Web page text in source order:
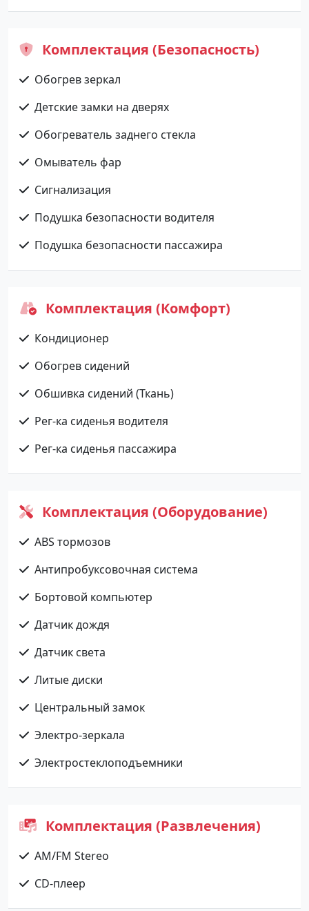
Комплектация (Безопасность)
Обогрев зеркал
Детские замки на дверях
Обогреватель заднего стекла
Омыватель фар
Сигнализация
Подушка безопасности водителя
Подушка безопасности пассажира
Комплектация (Комфорт)
Кондиционер
Обогрев сидений
Обшивка сидений (Ткань)
Рег-ка сиденья водителя
Рег-ка сиденья пассажира
Комплектация (Оборудование)
ABS тормозов
Антипробуксовочная система
Бортовой компьютер
Датчик дождя
Датчик света
Литые диски
Центральный замок
Электро-зеркала
Электростеклоподъемники
Комплектация (Развлечения)
AM/FM Stereo
CD-плеер